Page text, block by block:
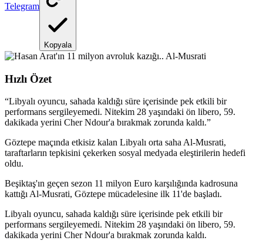
Telegram
Kopyala
Hızlı Özet
“Libyalı oyuncu, sahada kaldığı süre içerisinde pek etkili bir
performans sergileyemedi. Nitekim 28 yaşındaki ön libero, 59.
dakikada yerini Cher Ndour'a bırakmak zorunda kaldı.”
Göztepe maçında etkisiz kalan Libyalı orta saha Al-Musrati,
taraftarların tepkisini çekerken sosyal medyada eleştirilerin hedefi
oldu.
Beşiktaş'ın geçen sezon 11 milyon Euro karşılığında kadrosuna
kattığı Al-Musrati, Göztepe mücadelesine ilk 11'de başladı.
Libyalı oyuncu, sahada kaldığı süre içerisinde pek etkili bir
performans sergileyemedi. Nitekim 28 yaşındaki ön libero, 59.
dakikada yerini Cher Ndour'a bırakmak zorunda kaldı.